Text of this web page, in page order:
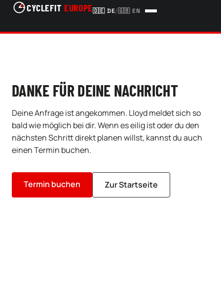
CYCLEFIT EUROPE🇩🇪 DE/🇬🇧 EN
DANKE FÜR DEINE NACHRICHT
Deine Anfrage ist angekommen. Lloyd meldet sich so
bald wie möglich bei dir. Wenn es eilig ist oder du den
nächsten Schritt direkt planen willst, kannst du auch
einen Termin buchen.
Termin buchen Zur Startseite